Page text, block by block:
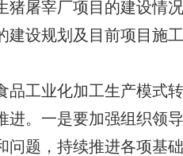
屠宰厂项目的建设情
设规划及目前项目施
工业化加工生产模式
。一是要加强组织领
题，持续推进各项基